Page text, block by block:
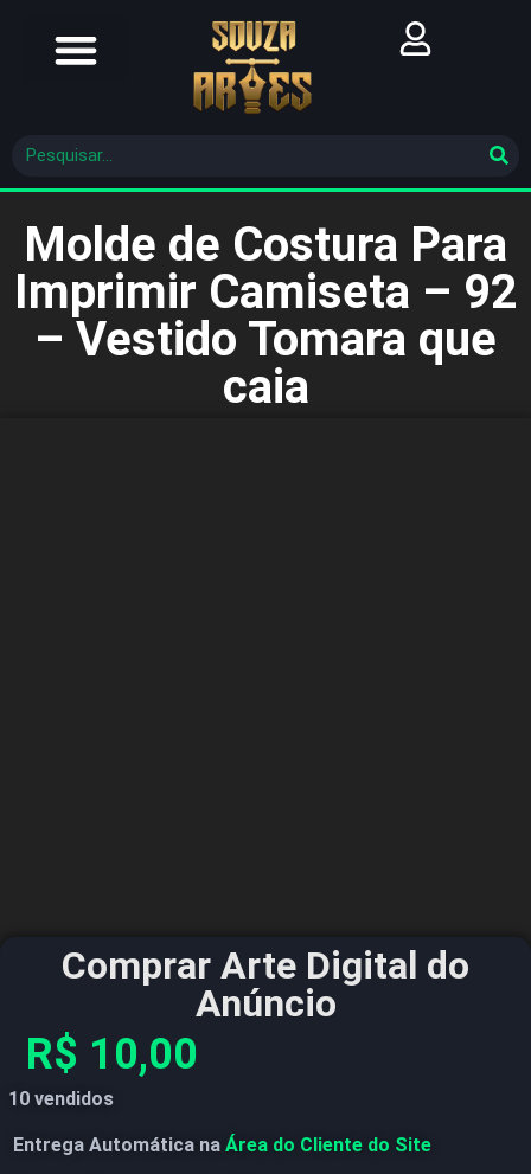
Molde de Costura Para
Imprimir Camiseta – 92
– Vestido Tomara que
caia
Comprar Arte Digital do
Anúncio
R$ 10,00
10 vendidos
Entrega Automática na Área do Cliente do Site